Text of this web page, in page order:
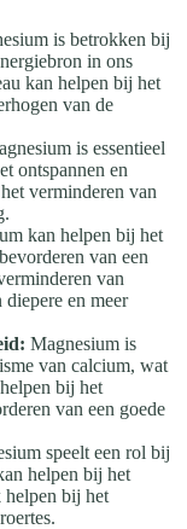
is betrokken bij
in ons
kan helpen bij het
van de
is essentieel
ontspannen en
verminderen van
kan helpen bij het
van een
van
diepere en meer
Magnesium is
van calcium, wat
bij het
van een goede
speelt een rol bij
helpen bij het
helpen bij het